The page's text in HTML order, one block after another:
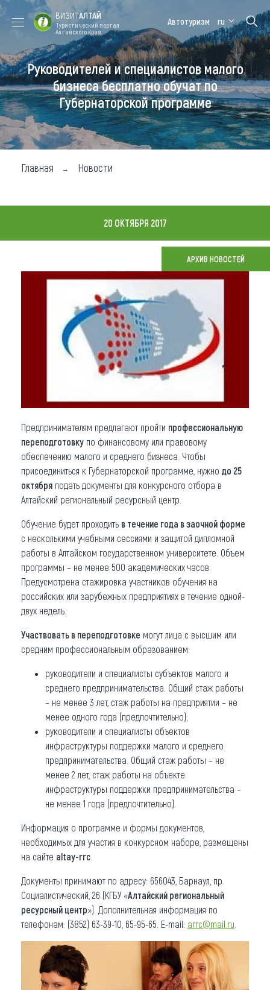
Форум VISIT
ALTAI
Цветение
маральника
Медицинский
форум
Алтайская
зимовка
Туры
Где побывать
Чем заняться
Карта
Что привезти (сувениры)
О регионе
Коллекция впечатлений
Другие рубрики
ВИЗИТАЛТАЙ
Туристический портал
Алтайского края
Автотуризм ru
Руководителей и специалистов малого
бизнеса бесплатно обучат по
Губернаторской программе
Главная Новости
20 ОКТЯБРЯ 2017
АРХИВ НОВОСТЕЙ
Предпринимателям предлагают пройти профессиональную
переподготовку по финансовому или правовому
обеспечению малого и среднего бизнеса. Чтобы
присоединиться к Губернаторской программе, нужно до 25
октября подать документы для конкурсного отбора в
Алтайский региональный ресурсный центр.
Обучение будет проходить в течение года в заочной форме
с несколькими учебными сессиями и защитой дипломной
работы в Алтайском государственном университете. Объем
программы – не менее 500 академических часов.
Предусмотрена стажировка участников обучения на
российских или зарубежных предприятиях в течение одной-
двух недель.
Участвовать в переподготовке могут лица с высшим или
средним профессиональным образованием:
руководители и специалисты субъектов малого и
среднего предпринимательства. Общий стаж работы
– не менее 3 лет, стаж работы на предприятии – не
менее одного года (предпочтительно);
руководители и специалисты объектов
инфраструктуры поддержки малого и среднего
предпринимательства. Общий стаж работы – не
менее 2 лет, стаж работы на объекте
инфраструктуры поддержки предпринимательства –
не менее 1 года (предпочтительно).
Информация о программе и формы документов,
необходимых для участия в конкурсном наборе, размещены
на сайте altay-rrc
Документы принимают по адресу: 656043, Барнаул, пр.
Социалистический, 26 (КГБУ «Алтайский региональный
ресурсный центр»). Дополнительная информация по
телефонам: (3852) 63-39-10, 65-95-65. Е-mail: arrc@mail.ru